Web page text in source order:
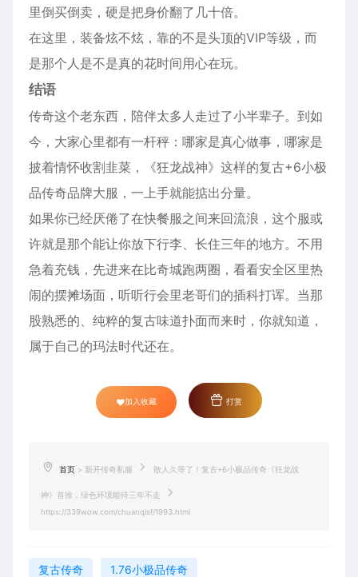
里倒买倒卖，硬是把身价翻了几十倍。
在这里，装备炫不炫，靠的不是头顶的VIP等级，而
是那个人是不是真的花时间用心在玩。
结语
传奇这个老东西，陪伴太多人走过了小半辈子。到如
今，大家心里都有一杆秤：哪家是真心做事，哪家是
披着情怀收割韭菜，《狂龙战神》这样的复古+6小极
品传奇品牌大服，一上手就能掂出分量。
如果你已经厌倦了在快餐服之间来回流浪，这个服或
许就是那个能让你放下行李、长住三年的地方。不用
急着充钱，先进来在比奇城跑两圈，看看安全区里热
闹的摆摊场面，听听行会里老哥们的插科打诨。当那
股熟悉的、纯粹的复古味道扑面而来时，你就知道，
属于自己的玛法时代还在。
加入收藏 打赏
首页 > 新开传奇私服 散人久等了！复古+6小极品传奇《狂龙战
神》首推，绿色环境能待三年不走
https://339wow.com/chuanqisf/1993.html
复古传奇 1.76小极品传奇